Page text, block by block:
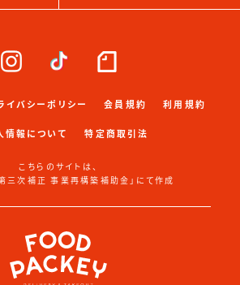
イバシーポリシー 会員規約 利用規約
情報について 特定商取引法
こちらのサイトは、
三次補正 事業再構築補助金」にて作成